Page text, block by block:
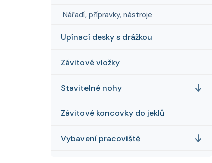
Nářadí, přípravky, nástroje
Upínací desky s drážkou
Závitové vložky
Stavitelné nohy
Závitové koncovky do jeklů
Vybavení pracoviště